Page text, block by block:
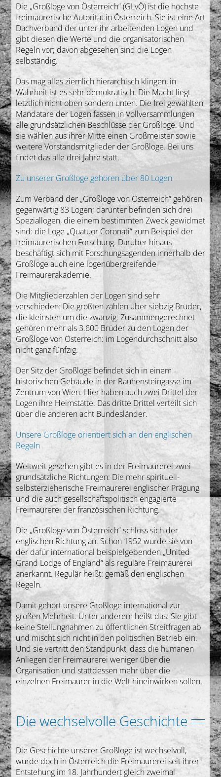
Die „Großloge von Österreich“ (GLvÖ) ist die höchste
freimaurerische Autorität in Österreich. Sie ist eine Art
Dachverband der unter ihr arbeitenden Logen und
gibt diesen die Werte und die organisatorischen
Regeln vor; davon abgesehen sind die Logen
selbständig.
Das mag alles ziemlich hierarchisch klingen, in
Wahrheit ist es sehr demokratisch. Die Macht liegt
letztlich nicht oben sondern unten. Die frei gewählten
Mandatare der Logen fassen in Vollversammlungen
alle grundsätzlichen Beschlüsse der Großloge. Und
sie wählen aus ihrer Mitte einen Großmeister sowie
weitere Vorstandsmitglieder der Großloge. Bei uns
findet das alle drei Jahre statt.
Zu unserer Großloge gehören über 80 Logen
Zum Verband der „Großloge von Österreich“ gehören
gegenwärtig 83 Logen; darunter befinden sich drei
Speziallogen, die einem bestimmten Zweck gewidmet
sind: die Loge „Quatuor Coronati“ zum Beispiel der
freimaurerischen Forschung. Darüber hinaus
beschäftigt sich mit Forschungsagenden innerhalb der
Großloge auch eine logenübergreifende
Freimaurerakademie.
Die Mitgliederzahlen der Logen sind sehr
verschieden: Die größten zählen über siebzig Brüder,
die kleinsten um die zwanzig. Zusammengerechnet
gehören mehr als 3.600 Brüder zu den Logen der
Großloge von Österreich: im Logendurchschnitt also
nicht ganz fünfzig.
Der Sitz der Großloge befindet sich in einem
historischen Gebäude in der Rauhensteingasse im
Zentrum von Wien. Hier haben auch zwei Drittel der
Logen ihre Heimstätte. Das dritte Drittel verteilt sich
über die anderen acht Bundesländer.
Unsere Großloge orientiert sich an den englischen
Regeln
Weltweit gesehen gibt es in der Freimaurerei zwei
grundsätzliche Richtungen: Die mehr spirituell-
selbsterzieherische Freimaurerei englischer Prägung
und die auch gesellschaftspolitisch engagierte
Freimaurerei der französischen Richtung.
Die „Großloge von Österreich“ schloss sich der
englischen Richtung an. Schon 1952 wurde sie von
der dafür international beispielgebenden „United
Grand Lodge of England“ als reguläre Freimaurerei
anerkannt. Regulär heißt: gemäß den englischen
Regeln.
Damit gehört unsere Großloge international zur
großen Mehrheit. Unter anderem heißt das: Sie gibt
keine Stellungnahmen zu öffentlichen Streitfragen ab
und mischt sich nicht in den politischen Betrieb ein.
Und sie vertritt den Standpunkt, dass die humanen
Anliegen der Freimaurerei weniger über die
Organisation und stattdessen mehr über die
einzelnen Freimaurer in die Welt hineinwirken sollen.
Die wechselvolle Geschichte
Die Geschichte unserer Großloge ist wechselvoll,
wurde doch in Österreich die Freimaurerei seit ihrer
Entstehung im 18. Jahrhundert gleich zweimal